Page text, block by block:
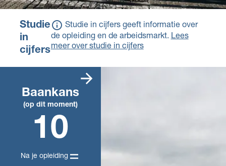
Studie
in
cijfers
Studie in cijfers geeft informatie over
de opleiding en de arbeidsmarkt. Lees
meer over studie in cijfers
Baankans
(op dit moment)
10
Na je opleiding
vacatures die
opleiding. Daarom
kun je heel
makkelijk een baan
vinden die bij je
komende jaren